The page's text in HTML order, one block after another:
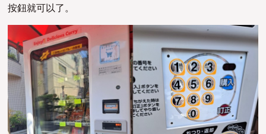
按鈕就可以了。